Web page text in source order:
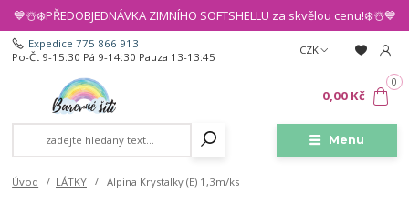
💙☃️❄️PŘEDOBJEDNÁVKA ZIMNÍHO SOFTSHELLU za skvělou cenu!❄️☃️💙
Menu
CZK
Expedice 775 866 913
Po-Čt 9-15:30 Pá 9-14:30 Pauza 13-13:45
0
0,00 Kč
Úvod LÁTKY Alpina Krystalky (E) 1,3m/ks